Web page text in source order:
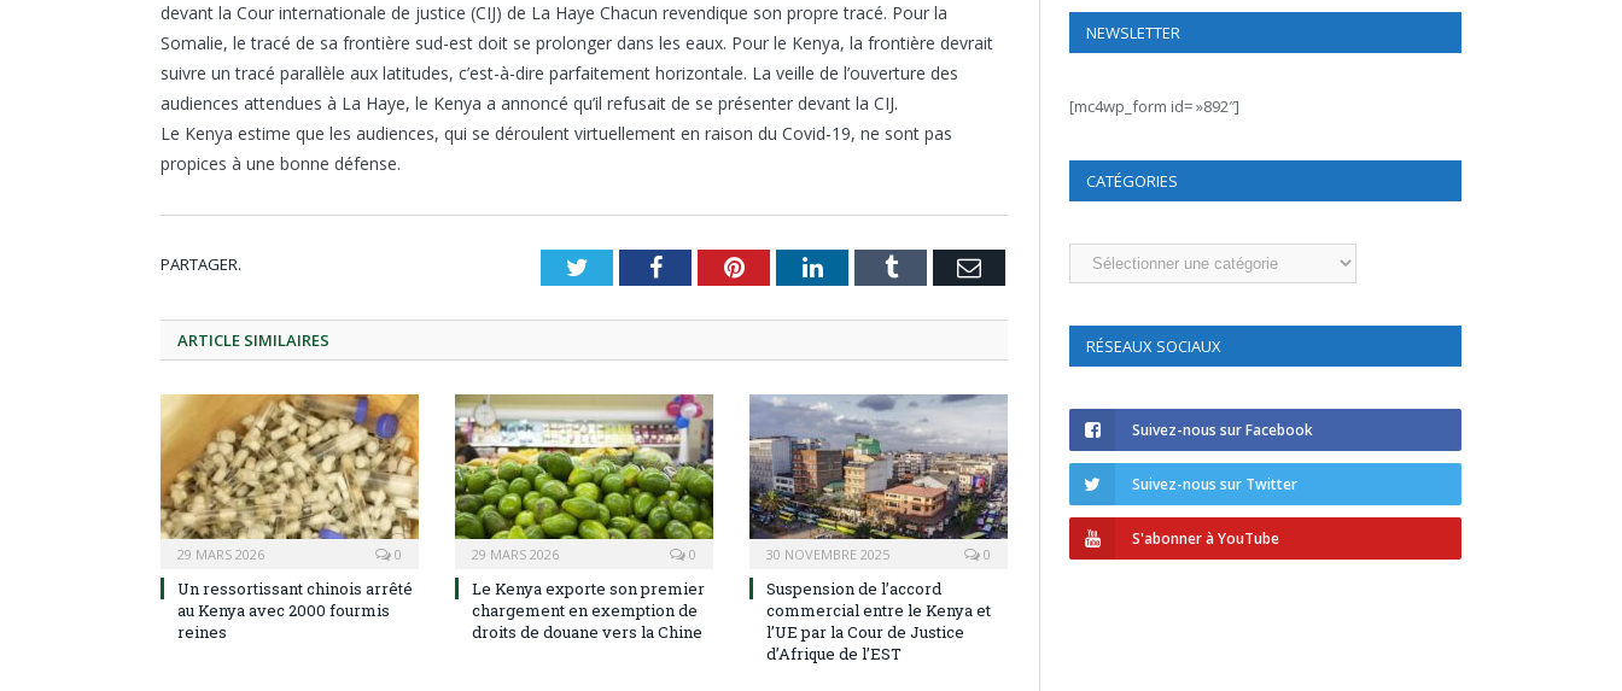
devant la Cour internationale de justice (CIJ) de La Haye Chacun revendique son propre tracé. Pour la
Somalie, le tracé de sa frontière sud-est doit se prolonger dans les eaux. Pour le Kenya, la frontière devrait
suivre un tracé parallèle aux latitudes, c’est-à-dire parfaitement horizontale. La veille de l’ouverture des
audiences attendues à La Haye, le Kenya a annoncé qu’il refusait de se présenter devant la CIJ.
Le Kenya estime que les audiences, qui se déroulent virtuellement en raison du Covid-19, ne sont pas
propices à une bonne défense.
PARTAGER. TwitterFacebookPinterestLinkedInTumblr Email
ARTICLE SIMILAIRES
29 MARS 2026 0
Un ressortissant chinois arrêté
au Kenya avec 2000 fourmis
reines
29 MARS 2026 0
Le Kenya exporte son premier
chargement en exemption de
droits de douane vers la Chine
30 NOVEMBRE 2025 0
Suspension de l’accord
commercial entre le Kenya et
l’UE par la Cour de Justice
d’Afrique de l’EST
NEWSLETTER
[mc4wp_form id= »892″]
CATÉGORIES
Catégories
RÉSEAUX SOCIAUX
Suivez-nous sur Facebook
Suivez-nous sur Twitter
S'abonner à YouTube